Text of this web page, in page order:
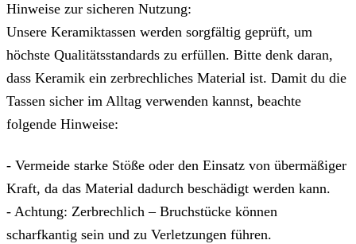
Hinweise zur sicheren Nutzung:
Unsere Keramiktassen werden sorgfältig geprüft, um
höchste Qualitätsstandards zu erfüllen. Bitte denk daran,
dass Keramik ein zerbrechliches Material ist. Damit du die
Tassen sicher im Alltag verwenden kannst, beachte
folgende Hinweise:
- Vermeide starke Stöße oder den Einsatz von übermäßiger
Kraft, da das Material dadurch beschädigt werden kann.
- Achtung: Zerbrechlich – Bruchstücke können
scharfkantig sein und zu Verletzungen führen.